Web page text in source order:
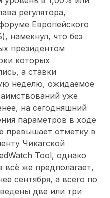
регулятора,
Европейского
намекнул, что без
президентом
которых
а ставки
неделю, ожидаемое
уже
на сегодняшний
параметров в ходе
превышает отметку в
Чикагской
Tool, однако
всё же предполагает,
сентября, а всего по
две или три